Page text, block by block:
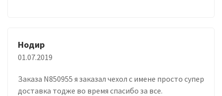
Нодир
01.07.2019
Заказа N850955 я заказал чехол с имене просто супер
доставка тодже во время спасибо за все.